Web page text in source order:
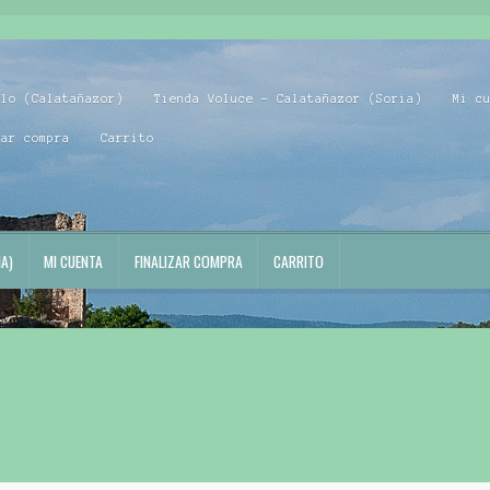
(Calatañazor) Tienda Voluce – Calatañazor (Soria) Mi
compra Carrito
MI CUENTA FINALIZAR COMPRA CARRITO